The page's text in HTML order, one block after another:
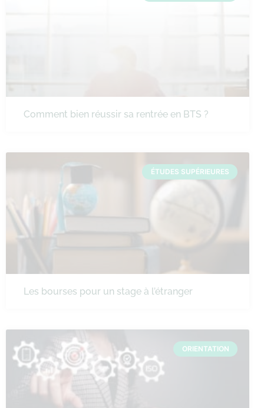
Comment bien réussir sa rentrée en BTS ?
ÉTUDES SUPÉRIEURES
Les bourses pour un stage à l’étranger
ORIENTATION